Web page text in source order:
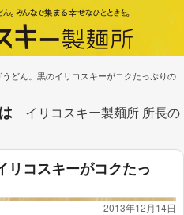
うどん。黒のイリコスキーがコクたっぷりの
イリコスキー製麺所 所長の
リコスキーがコクたっ
2013年12月14日